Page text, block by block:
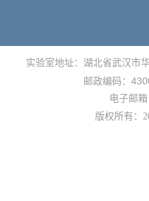
实验室地址：湖北省武汉市
邮政编码：
电子邮
版权所有：